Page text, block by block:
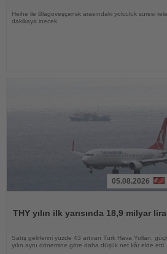
Heihe ile Blagoveşçensk arasındaki yolculuk süresi
dakikaya inecek
05.08.2026
THY yılın ilk yarısında 18,9 milyar
Satış gelirlerini yüzde 43 artıran Türk Hava Yolları,
yılın aynı dönemine göre daha düşük net kâr elde etti